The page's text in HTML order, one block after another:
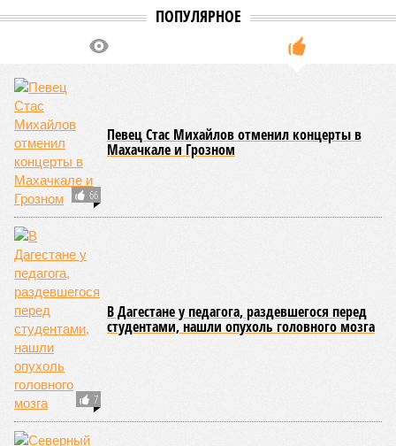
ПОПУЛЯРНОЕ
66
Певец Стас Михайлов отменил концерты в
Махачкале и Грозном
7
В Дагестане у педагога, раздевшегося перед
студентами, нашли опухоль головного мозга